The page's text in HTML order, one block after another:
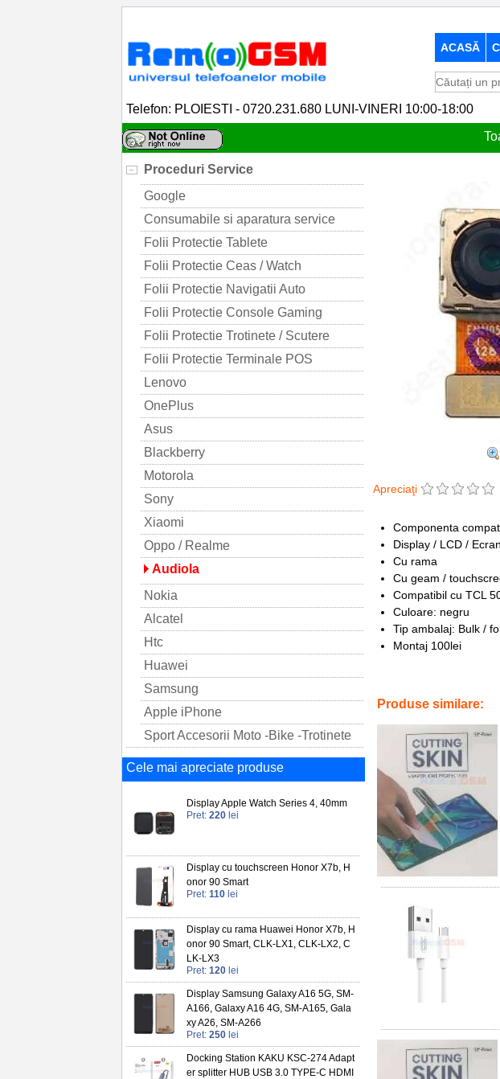
ACASĂ
Telefon: PLOIESTI - 0720.231.680 LUNI-VINERI 10:00-18:00
Proceduri Service
Google
Consumabile si aparatura service
Folii Protectie Tablete
Folii Protectie Ceas / Watch
Folii Protectie Navigatii Auto
Folii Protectie Console Gaming
Folii Protectie Trotinete / Scutere
Folii Protectie Terminale POS
Lenovo
OnePlus
Asus
Blackberry
Motorola
Sony
Xiaomi
Oppo / Realme
Audiola
Nokia
Alcatel
Htc
Huawei
Samsung
Apple iPhone
Sport Accesorii Moto -Bike -Trotinete
Cele mai apreciate produse
Display Apple Watch Series 4, 40mm
Pret: 220 lei
Display cu touchscreen Honor X7b, H
onor 90 Smart
Pret: 110 lei
Display cu rama Huawei Honor X7b, H
onor 90 Smart, CLK-LX1, CLK-LX2, C
LK-LX3
Pret: 120 lei
Display Samsung Galaxy A16 5G, SM-
A166, Galaxy A16 4G, SM-A165, Gala
xy A26, SM-A266
Pret: 250 lei
Docking Station KAKU KSC-274 Adapt
er splitter HUB USB 3.0 TYPE-C HDMI
Apreciaţi
Componenta
Display / LCD / Ecran
Cu rama
Cu geam /
Compatibil cu TCL
Culoare: negru
Tip ambalaj: Bulk /
Montaj 100lei
Produse similare: